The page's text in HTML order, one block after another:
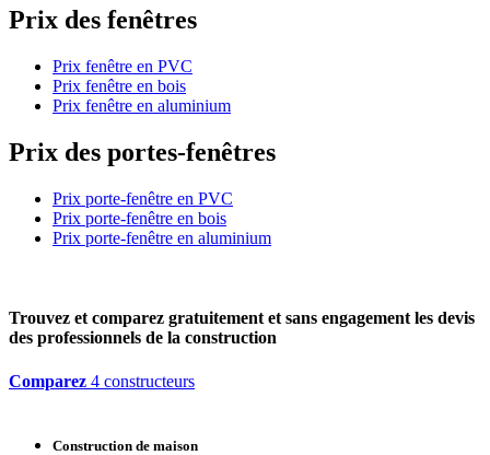
Prix des fenêtres
Prix fenêtre en PVC
Prix fenêtre en bois
Prix fenêtre en aluminium
Prix des portes-fenêtres
Prix porte-fenêtre en PVC
Prix porte-fenêtre en bois
Prix porte-fenêtre en aluminium
Trouvez et comparez gratuitement et sans engagement les devis
des professionnels de la construction
Comparez 4 constructeurs
Construction de maison